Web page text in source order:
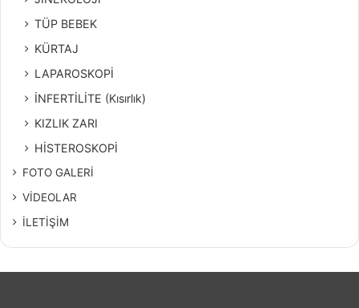
TÜP BEBEK
KÜRTAJ
LAPAROSKOPİ
İNFERTİLİTE (Kısırlık)
KIZLIK ZARI
HİSTEROSKOPİ
FOTO GALERİ
VİDEOLAR
İLETİŞİM